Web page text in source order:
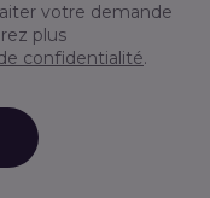
votre demande
plus
confidentialité.